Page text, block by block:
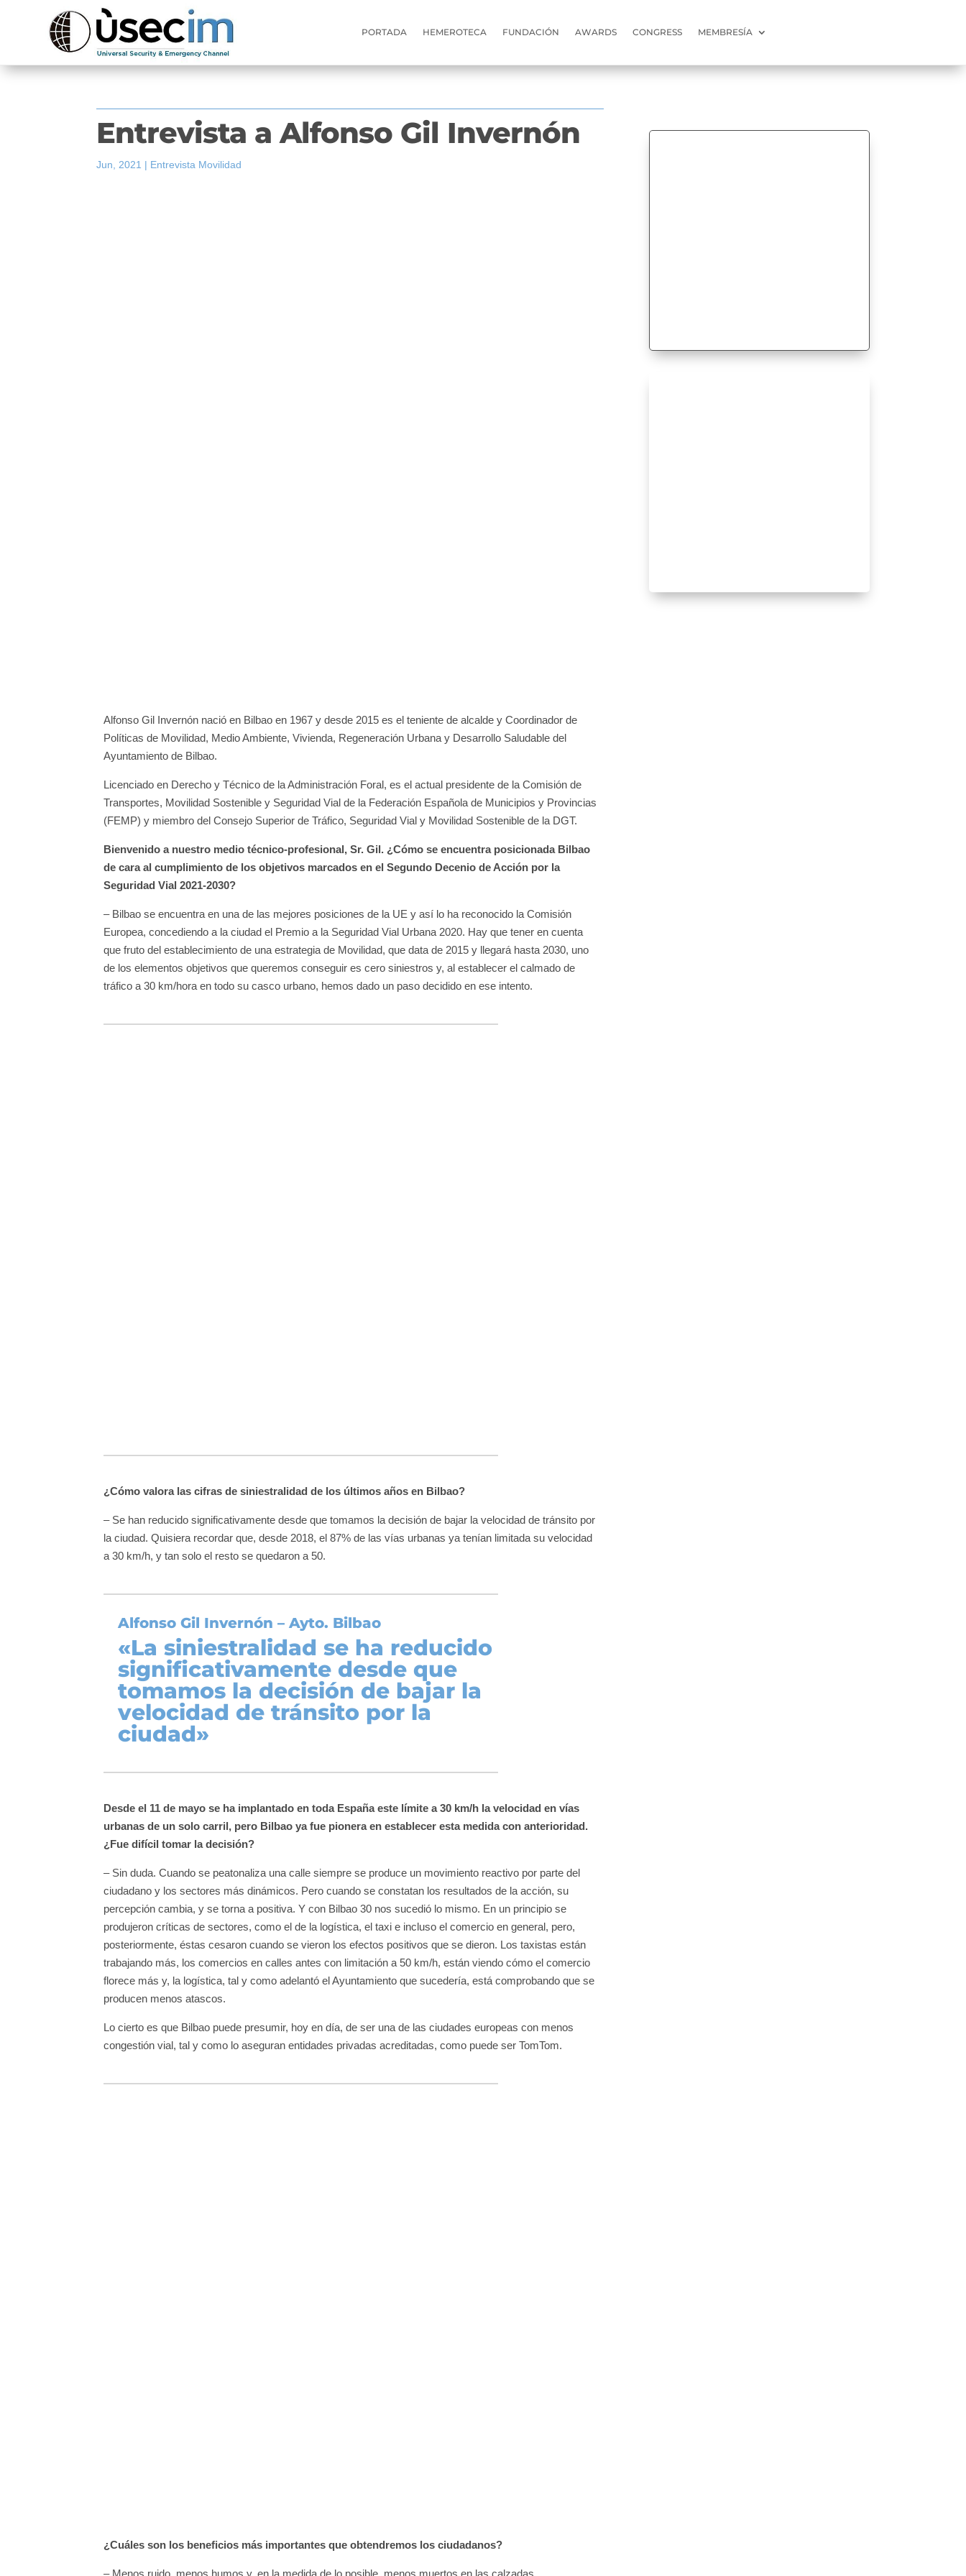
PORTADA HEMEROTECA FUNDACIÓN AWARDS CONGRESS MEMBRESÍA
Entrevista a Alfonso Gil Invernón
Jun, 2021 | Entrevista Movilidad
Alfonso Gil Invernón nació en Bilbao en 1967 y desde 2015 es el teniente de alcalde y Coordinador de
Políticas de Movilidad, Medio Ambiente, Vivienda, Regeneración Urbana y Desarrollo Saludable del
Ayuntamiento de Bilbao.
Licenciado en Derecho y Técnico de la Administración Foral, es el actual presidente de la Comisión de
Transportes, Movilidad Sostenible y Seguridad Vial de la Federación Española de Municipios y Provincias
(FEMP) y miembro del Consejo Superior de Tráfico, Seguridad Vial y Movilidad Sostenible de la DGT.
Bienvenido a nuestro medio técnico-profesional, Sr. Gil. ¿Cómo se encuentra posicionada Bilbao
de cara al cumplimiento de los objetivos marcados en el Segundo Decenio de Acción por la
Seguridad Vial 2021-2030?
– Bilbao se encuentra en una de las mejores posiciones de la UE y así lo ha reconocido la Comisión
Europea, concediendo a la ciudad el Premio a la Seguridad Vial Urbana 2020. Hay que tener en cuenta
que fruto del establecimiento de una estrategia de Movilidad, que data de 2015 y llegará hasta 2030, uno
de los elementos objetivos que queremos conseguir es cero siniestros y, al establecer el calmado de
tráfico a 30 km/hora en todo su casco urbano, hemos dado un paso decidido en ese intento.
¿Cómo valora las cifras de siniestralidad de los últimos años en Bilbao?
– Se han reducido significativamente desde que tomamos la decisión de bajar la velocidad de tránsito por
la ciudad. Quisiera recordar que, desde 2018, el 87% de las vías urbanas ya tenían limitada su velocidad
a 30 km/h, y tan solo el resto se quedaron a 50.
Alfonso Gil Invernón – Ayto. Bilbao
«La siniestralidad se ha reducido
significativamente desde que
tomamos la decisión de bajar la
velocidad de tránsito por la
ciudad»
Desde el 11 de mayo se ha implantado en toda España este límite a 30 km/h la velocidad en vías
urbanas de un solo carril, pero Bilbao ya fue pionera en establecer esta medida con anterioridad.
¿Fue difícil tomar la decisión?
– Sin duda. Cuando se peatonaliza una calle siempre se produce un movimiento reactivo por parte del
ciudadano y los sectores más dinámicos. Pero cuando se constatan los resultados de la acción, su
percepción cambia, y se torna a positiva. Y con Bilbao 30 nos sucedió lo mismo. En un principio se
produjeron críticas de sectores, como el de la logística, el taxi e incluso el comercio en general, pero,
posteriormente, éstas cesaron cuando se vieron los efectos positivos que se dieron. Los taxistas están
trabajando más, los comercios en calles antes con limitación a 50 km/h, están viendo cómo el comercio
florece más y, la logística, tal y como adelantó el Ayuntamiento que sucedería, está comprobando que se
producen menos atascos.
Lo cierto es que Bilbao puede presumir, hoy en día, de ser una de las ciudades europeas con menos
congestión vial, tal y como lo aseguran entidades privadas acreditadas, como puede ser TomTom.
¿Cuáles son los beneficios más importantes que obtendremos los ciudadanos?
– Menos ruido, menos humos y, en la medida de lo posible, menos muertos en las calzadas.